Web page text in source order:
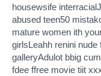
housewsife
abused teen50
mature women ith
girlsLeahh renini
galleryAdulot bbig
fdee ffree movie tiit